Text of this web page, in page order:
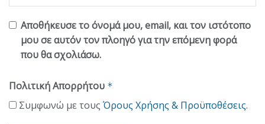
Αποθήκευσε το όνομά μου, email, και τον ιστότοπο
μου σε αυτόν τον πλοηγό για την επόμενη φορά
που θα σχολιάσω.
Πολιτική Απορρήτου *
Συμφωνώ με τους Όρους Χρήσης & Προϋποθέσεις.